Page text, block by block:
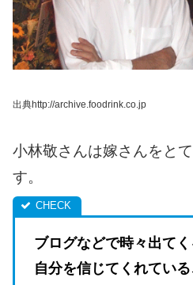
出典http://archive.foodrink.co.jp
小林敬さんは嫁さんをと
す。
ブログなどで時々出て
自分を信じてくれてい